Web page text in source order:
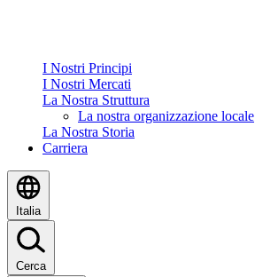
I Nostri Principi
I Nostri Mercati
La Nostra Struttura
La nostra organizzazione locale
La Nostra Storia
Carriera
Italia
Cerca